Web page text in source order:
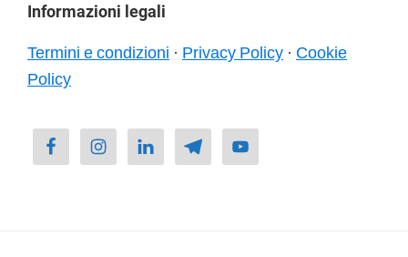
Informazioni legali
Termini e condizioni · Privacy Policy · Cookie
Policy